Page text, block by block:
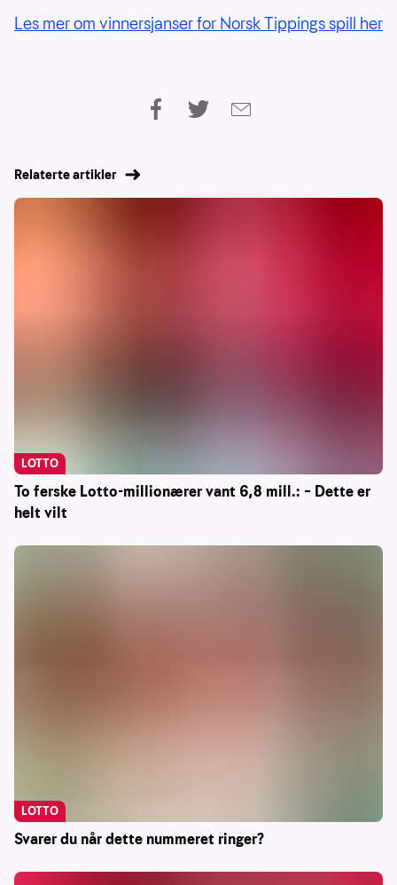
Les mer om vinnersjanser for Norsk Tippings spill her
Relaterte artikler
To ferske Lotto-millionærer vant 6,8 mill.: – Dette er
helt vilt
LOTTO
Svarer du når dette nummeret ringer?
LOTTO